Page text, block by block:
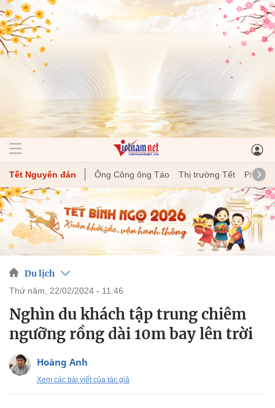
Tết Nguyên đán Ông Công ông Táo Thị trường Tết Phong
Du lịch
thứ năm, 22/02/2024 - 11:46
Nghìn du khách tập trung chiêm
ngưỡng rồng dài 10m bay lên trời
Hoàng Anh
Xem các bài viết của tác giả